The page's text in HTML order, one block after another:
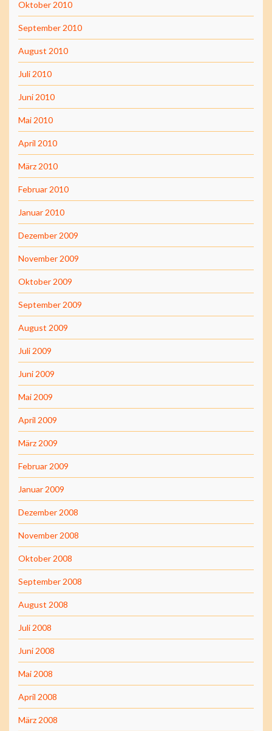
Oktober 2010
September 2010
August 2010
Juli 2010
Juni 2010
Mai 2010
April 2010
März 2010
Februar 2010
Januar 2010
Dezember 2009
November 2009
Oktober 2009
September 2009
August 2009
Juli 2009
Juni 2009
Mai 2009
April 2009
März 2009
Februar 2009
Januar 2009
Dezember 2008
November 2008
Oktober 2008
September 2008
August 2008
Juli 2008
Juni 2008
Mai 2008
April 2008
März 2008